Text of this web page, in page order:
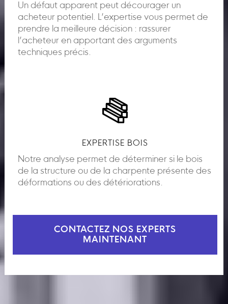
Un défaut apparent peut décourager un
acheteur potentiel. L’expertise vous permet de
prendre la meilleure décision : rassurer
l’acheteur en apportant des arguments
techniques précis.
EXPERTISE BOIS
Notre analyse permet de déterminer si le bois
de la structure ou de la charpente présente des
déformations ou des détériorations.
CONTACTEZ NOS EXPERTS
MAINTENANT